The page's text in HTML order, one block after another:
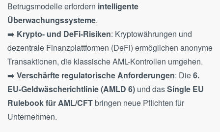
Betrugsmodelle erfordern intelligente
Überwachungssysteme.
➡️ Krypto- und DeFi-Risiken: Kryptowährungen und
dezentrale Finanzplattformen (DeFi) ermöglichen anonyme
Transaktionen, die klassische AML-Kontrollen umgehen.
➡️ Verschärfte regulatorische Anforderungen: Die6.
EU-Geldwäscherichtlinie (AMLD 6) und dasSingle EU
Rulebook für AML/CFTbringen neue Pflichten für
Unternehmen.